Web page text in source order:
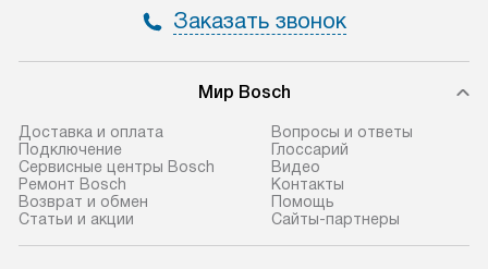
не предусмотрена.
доставки доставит упакованный
прибор до двери или прихожей.
Если необходимо переместить
прибор до места установки,
пожалуйста, предварительно
уточните это с менеджером.
установленной
Заказать звонок
Мир Bosch
Доставка и оплата
Подключение
Сервисные центры Bosch
Ремонт Bosch
Возврат и обмен
Статьи и акции
Вопросы и ответы
Глоссарий
Видео
Контакты
Помощь
Сайты-партнеры